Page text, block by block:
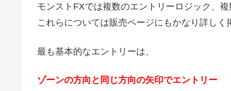
モンストFXでは複数のエントリーロジック、
これらについては販売ページにもかなり詳しく
最も基本的なエントリーは、
ゾーンの方向と同じ方向の矢印でエントリー